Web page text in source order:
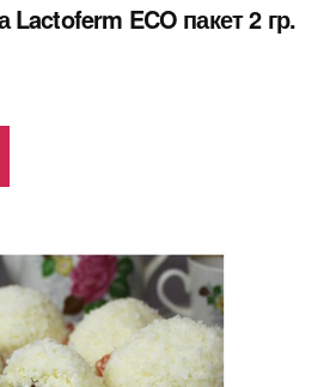
Lactoferm ECO пакет 2 гр.